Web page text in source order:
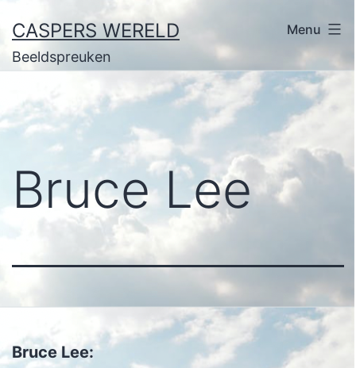
naar
de
CASPERS WERELD
Beeldspreuken
Menu
Bruce Lee
Bruce Lee: